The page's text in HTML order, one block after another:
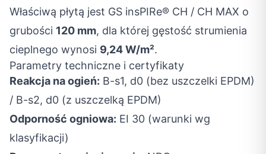
Właściwą płytą jest GS insPIRe® CH / CH MAX o
grubości 120 mm, dla której gęstość strumienia
cieplnego wynosi 9,24 W/m².
Parametry techniczne i certyfikaty
Reakcja na ogień: B-s1, d0 (bez uszczelki EPDM)
/ B-s2, d0 (z uszczelką EPDM)
Odporność ogniowa: EI 30 (warunki wg
klasyfikacji)